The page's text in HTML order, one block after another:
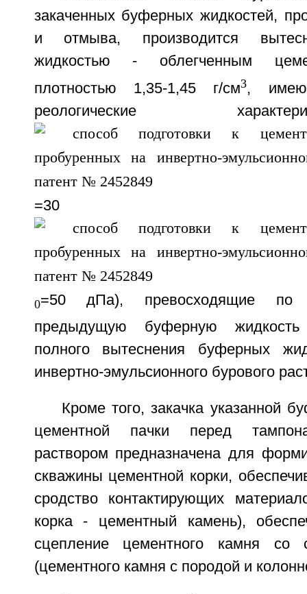
закаченных буферных жидкостей,
и отмыва, производится
жидкостью - облегченным
плотностью 1,35-1,45 г/см3,
реологические
=30
0=50 дПа), превосходящие по
предыдущую буферную
полного вытеснения буферных
инвертно-эмульсионного бурового
Кроме того, закачка указанной
цементной пачки перед
раствором предназначена для
скважины цементной корки,
сродство контактирующих
корка - цементный камень),
сцепление цементного камня со
(цементного камня с породой и